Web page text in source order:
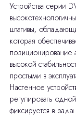
Устройства серии
штативы,
которая
позиционирование
высокой
простыми в
Настенное
регулировать
фиксируется в